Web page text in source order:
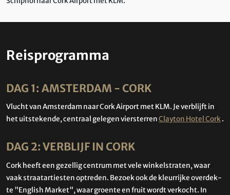
Reisprogramma
DAG 1: AMSTERDAM - CORK
Vlucht van Amsterdam naar Cork Airport met KLM. Je verblijft in
het uitstekende, centraal gelegen viersterrenClayton Hotel Cork.
DAG 2: VERBLIJF IN CORK
Cork heeft een gezellig centrum met vele winkelstraten, waar
vaak straatartiesten optreden. Bezoek ook de kleurrijke over­dek­
te "English Market", waar groente en fruit wordt verkocht. In